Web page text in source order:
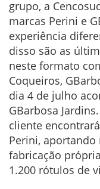
grupo, a
marcas Perini e
experiência
disso são as
neste formato
Coqueiros,
dia 4 de julho
GBarbosa
cliente
Perini,
fabricação
1.200 rótulos de